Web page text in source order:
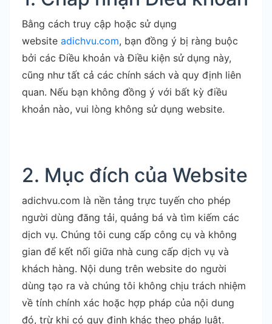
Bằng cách truy cập hoặc sử dụng
website adichvu.com, bạn đồng ý bị ràng buộc
bởi các Điều khoản và Điều kiện sử dụng này,
cũng như tất cả các chính sách và quy định liên
quan. Nếu bạn không đồng ý với bất kỳ điều
khoản nào, vui lòng không sử dụng website.
2. Mục đích của Website
adichvu.com là nền tảng trực tuyến cho phép
người dùng đăng tải, quảng bá và tìm kiếm các
dịch vụ. Chúng tôi cung cấp công cụ và không
gian để kết nối giữa nhà cung cấp dịch vụ và
khách hàng. Nội dung trên website do người
dùng tạo ra và chúng tôi không chịu trách nhiệm
về tính chính xác hoặc hợp pháp của nội dung
đó, trừ khi có quy định khác theo pháp luật.